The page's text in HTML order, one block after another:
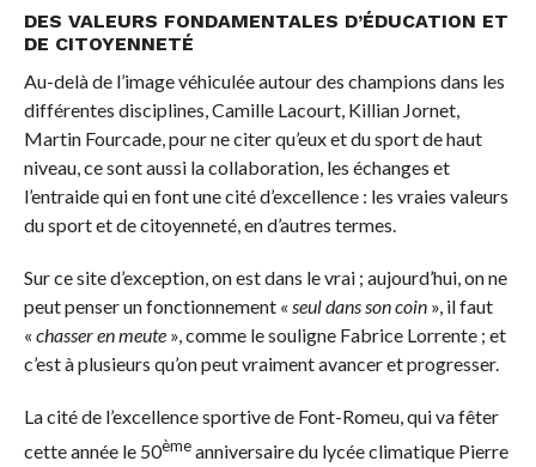
DES VALEURS FONDAMENTALES D’ÉDUCATION ET
DE CITOYENNETÉ
Au-delà de l’image véhiculée autour des champions dans les
différentes disciplines, Camille Lacourt, Killian Jornet,
Martin Fourcade, pour ne citer qu’eux et du sport de haut
niveau, ce sont aussi la collaboration, les échanges et
l’entraide qui en font une cité d’excellence : les vraies valeurs
du sport et de citoyenneté, en d’autres termes.
Sur ce site d’exception, on est dans le vrai ; aujourd’hui, on ne
peut penser un fonctionnement « seul dans son coin», il faut
« chasser en meute», comme le souligne Fabrice Lorrente ; et
c’est à plusieurs qu’on peut vraiment avancer et progresser.
La cité de l’excellence sportive de Font-Romeu, qui va fêter
cette année le 50èmeanniversaire du lycée climatique Pierre